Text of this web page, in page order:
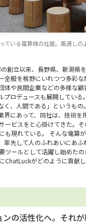
ている電算様の社屋。風通しの
創立以来、長野県、新潟県
全般を視野にいれつつ多彩
体や民間企業などの多様な
プロデュースも展開してい
く、人間である」というも
界にあって、同社は、技術を
ービスをと心掛けてきた。
も現れている。 そんな電算
率先して人のふれあいにあふ
ツールとして活躍し始めた
ChatLuckがどのように貢献
ンの活性化へ。それ